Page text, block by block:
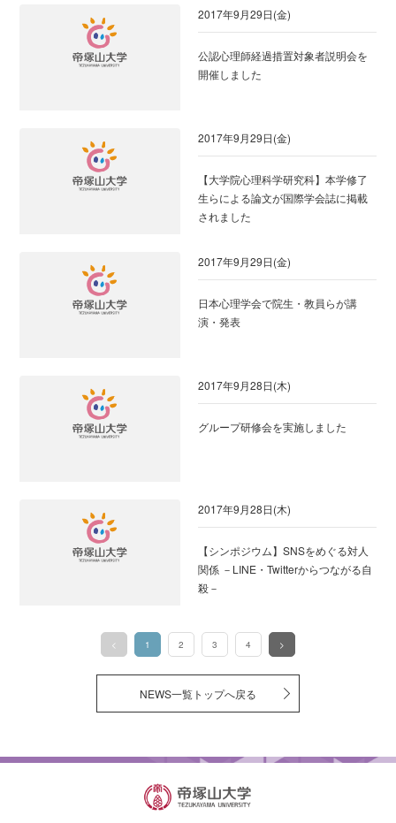
2017年9月29日(金)
公認心理師経過措置対象者説明会を
開催しました
2017年9月29日(金)
【大学院心理科学研究科】本学修了
生らによる論文が国際学会誌に掲載
されました
2017年9月29日(金)
日本心理学会で院生・教員らが講
演・発表
2017年9月28日(木)
グループ研修会を実施しました
2017年9月28日(木)
【シンポジウム】SNSをめぐる対人
関係 －LINE・Twitterからつながる自
殺－
< 1
（このページ）
2 3 4 >
NEWS一覧トップへ戻る